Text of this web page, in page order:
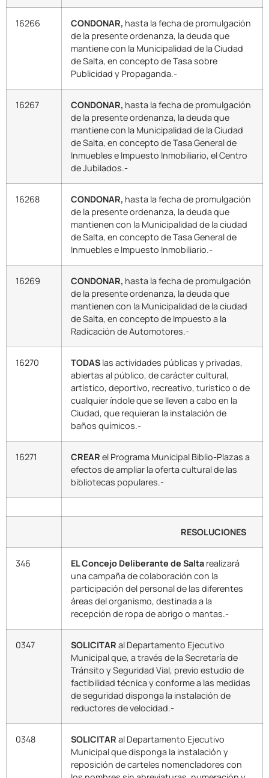
16266 CONDONAR, hasta la fecha de promulgación
de la presente ordenanza, la deuda que
mantiene con la Municipalidad de la Ciudad
de Salta, en concepto de Tasa sobre
Publicidad y Propaganda.-
16267 CONDONAR, hasta la fecha de promulgación
de la presente ordenanza, la deuda que
mantiene con la Municipalidad de la Ciudad
de Salta, en concepto de Tasa General de
Inmuebles e Impuesto Inmobiliario, el Centro
de Jubilados.-
16268 CONDONAR, hasta la fecha de promulgación
de la presente ordenanza, la deuda que
mantienen con la Municipalidad de la ciudad
de Salta, en concepto de Tasa General de
Inmuebles e Impuesto Inmobiliario.-
16269 CONDONAR, hasta la fecha de promulgación
de la presente ordenanza, la deuda que
mantienen con la Municipalidad de la ciudad
de Salta, en concepto de Impuesto a la
Radicación de Automotores.-
16270 TODAS las actividades públicas y privadas,
abiertas al público, de carácter cultural,
artístico, deportivo, recreativo, turístico o de
cualquier índole que se lleven a cabo en la
Ciudad, que requieran la instalación de
baños químicos.-
16271 CREAR el Programa Municipal Biblio-Plazas a
efectos de ampliar la oferta cultural de las
bibliotecas populares.-
RESOLUCIONES
346 EL Concejo Deliberante de Salta realizará
una campaña de colaboración con la
participación del personal de las diferentes
áreas del organismo, destinada a la
recepción de ropa de abrigo o mantas.-
0347 SOLICITAR al Departamento Ejecutivo
Municipal que, a través de la Secretaría de
Tránsito y Seguridad Vial, previo estudio de
factibilidad técnica y conforme a las medidas
de seguridad disponga la instalación de
reductores de velocidad.-
0348 SOLICITAR al Departamento Ejecutivo
Municipal que disponga la instalación y
reposición de carteles nomencladores con